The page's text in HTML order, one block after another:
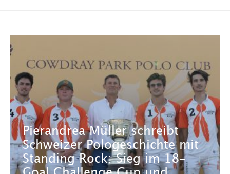
Pierandrea Müller schreibt
Schweizer Pologeschichte mit
Standing Rock: Sieg im 18-